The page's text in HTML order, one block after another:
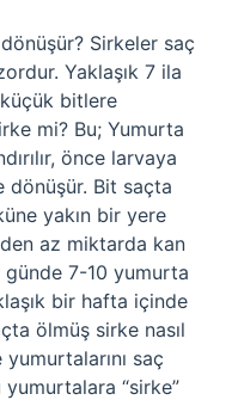
Sirkeler saç
Yaklaşık 7 ila
bitlere
mi? Bu; Yumurta
önce larvaya
dönüşür. Bit saçta
yakın bir yere
az miktarda kan
7-10 yumurta
bir hafta içinde
ölmüş sirke nasıl
saç
yumurtalara “sirke”